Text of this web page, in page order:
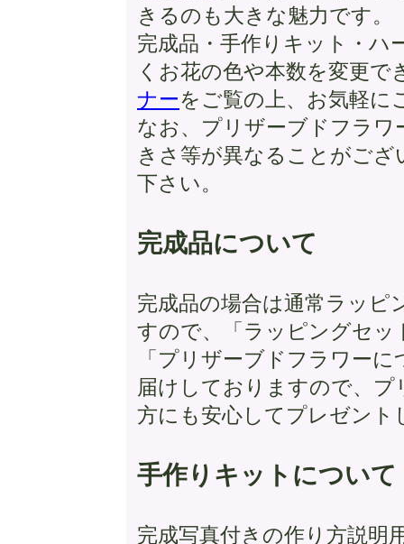
きるのも大きな魅力です。
完成品・手作りキット・ハ
くお花の色や本数を変更
ナーをご覧の上、お気軽に
なお、プリザーブドフラワ
きさ等が異なることがご
下さい。
完成品について
完成品の場合は通常ラッピ
すので、「ラッピングセッ
「プリザーブドフラワー
届けしておりますので、
方にも安心してプレゼント
手作りキットについて
完成写真付きの作り方説明